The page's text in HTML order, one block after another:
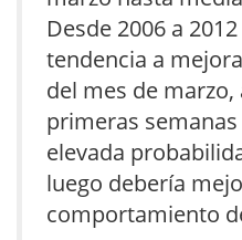
Desde 2006 a
tendencia a
del mes de
primeras
elevada
luego debería
comportamiento